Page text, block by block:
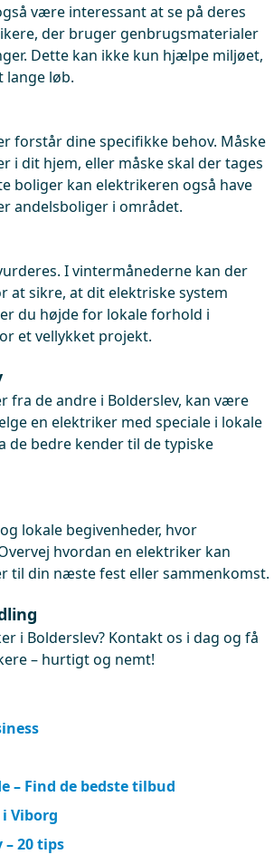
være interessant at se på deres
der bruger genbrugsmaterialer
Dette kan ikke kun hjælpe miljøet,
lange løb.
forstår dine specifikke behov. Måske
i dit hjem, eller måske skal der tages
boliger kan elektrikeren også have
andelsboliger i området.
I vintermånederne kan der
sikre, at dit elektriske system
du højde for lokale forhold i
et vellykket projekt.
fra de andre i Bolderslev, kan være
en elektriker med speciale i lokale
de bedre kender til de typiske
lokale begivenheder, hvor
hvordan en elektriker kan
til din næste fest eller sammenkomst.
i Bolderslev? Kontakt os i dag og få
– hurtigt og nemt!
– Find de bedste tilbud
Viborg
20 tips